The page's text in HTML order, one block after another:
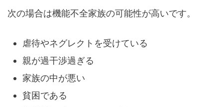
次の場合は機能不全家族の可能性が高いです。
虐待やネグレクトを受けている
親が過干渉過ぎる
家族の中が悪い
貧困である